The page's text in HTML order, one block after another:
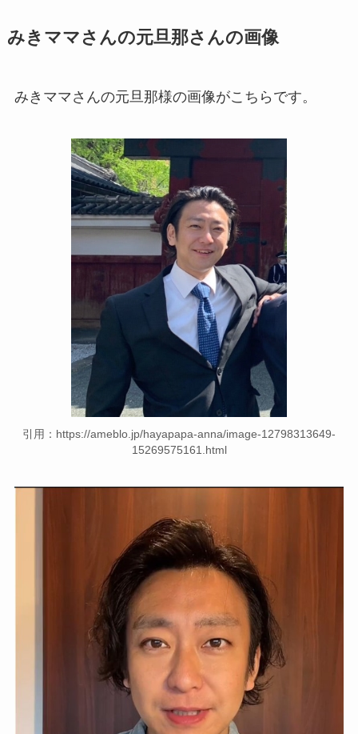
みきママさんの元旦那さんの画像
みきママさんの元旦那様の画像がこちらです。
引用：https://ameblo.jp/hayapapa-anna/image-12798313649-
15269575161.html